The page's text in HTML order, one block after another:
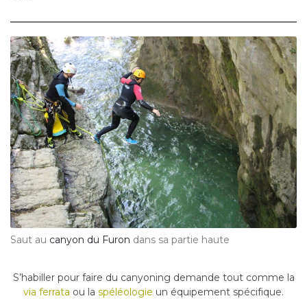
Saut au canyon du Furon dans sa partie haute
S’habiller pour faire du canyoning demande tout comme la
via ferrata ou la spéléologie un équipement spécifique.